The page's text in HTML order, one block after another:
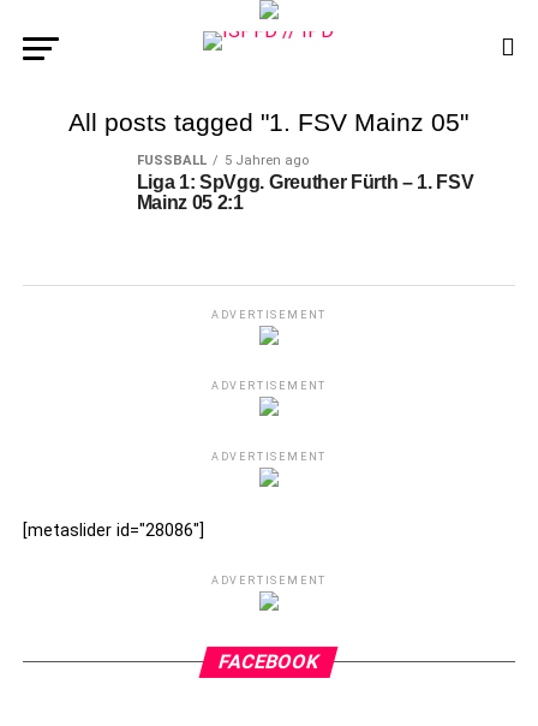
All posts tagged "1. FSV Mainz 05"
FUSSBALL 5 Jahren ago
Liga 1: SpVgg. Greuther Fürth – 1. FSV
Mainz 05 2:1
ADVERTISEMENT
ADVERTISEMENT
ADVERTISEMENT
[metaslider id="28086"]
ADVERTISEMENT
FACEBOOK